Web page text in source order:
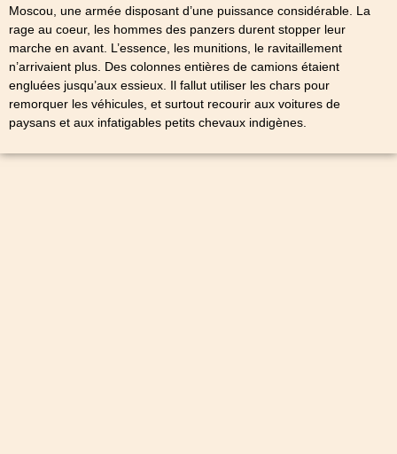
Moscou, une armée disposant d’une puissance considérable. La
rage au coeur, les hommes des panzers durent stopper leur
marche en avant. L’essence, les munitions, le ravitaillement
n’arrivaient plus. Des colonnes entières de camions étaient
engluées jusqu’aux essieux. Il fallut utiliser les chars pour
remorquer les véhicules, et surtout recourir aux voitures de
paysans et aux infatigables petits chevaux indigènes.